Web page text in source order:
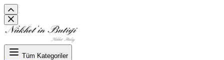
Tüm Kategoriler